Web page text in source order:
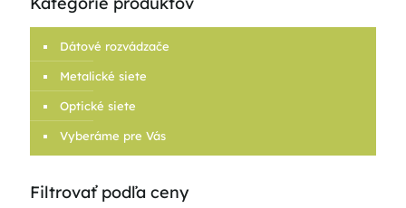
Dátové rozvádzače
Metalické siete
Optické siete
Vyberáme pre Vás
Filtrovať podľa ceny